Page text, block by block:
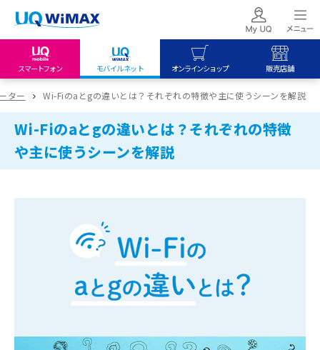
スマートフォン モバイルネット オンラインショップ 販売店舗
my UQ WiMAX
UQ WiMAX ご契約の方
My UQ mobile
UQ mobile ご契約の方
データチャージサイト
UQ mobile
オンラインショップ
UQ WiMAX
オンラインショップ
UQ mobile
販売店舗
UQ WiMAX
販売店舗
ター Wi-Fiのaとgの違いとは？それぞれの特徴や主に使うシーンを解説
Wi-Fiのaとgの違いとは？それぞれの特徴
や主に使うシーンを解説